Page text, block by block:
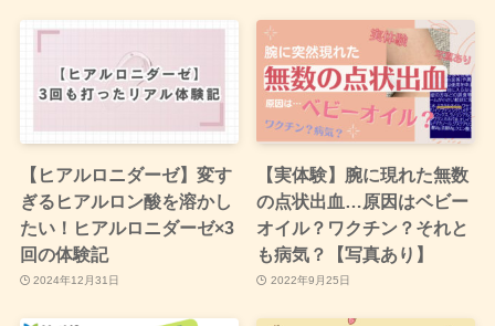
【ヒアルロニダーゼ】変す
ぎるヒアルロン酸を溶かし
たい！ヒアルロニダーゼ×3
回の体験記
2024年12月31日
【実体験】腕に現れた無数
の点状出血…原因はベビー
オイル？ワクチン？それと
も病気？【写真あり】
2022年9月25日